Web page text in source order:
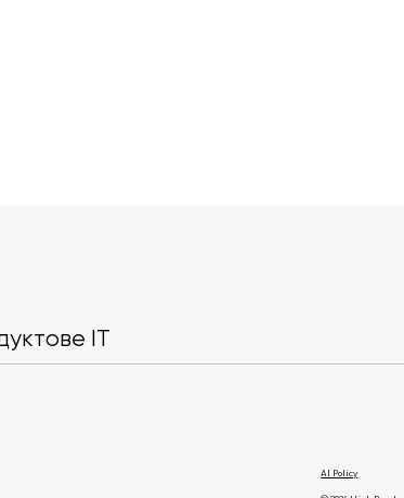
зіткнення
IT
AI Policy